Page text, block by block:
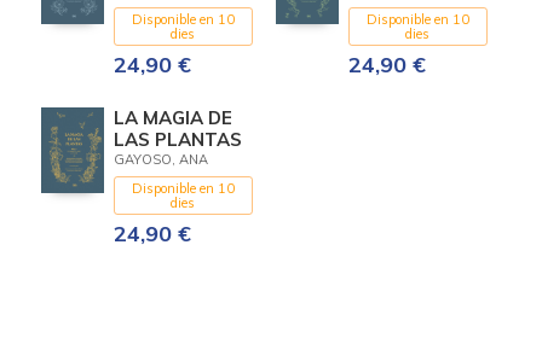
Disponible en 10
dies
24,90 €
Disponible en 10
dies
24,90 €
LA MAGIA DE
LAS PLANTAS
GAYOSO, ANA
Disponible en 10
dies
24,90 €